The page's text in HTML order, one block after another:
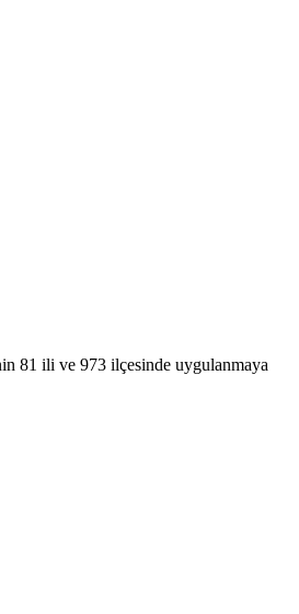
81 ili ve 973 ilçesinde uygulanmaya